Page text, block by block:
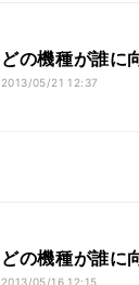
どの機種が誰に
2013/05/21 12:37
どの機種が誰に
2013/05/16 12:15